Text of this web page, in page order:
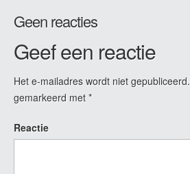
Geen reacties
Geef een reactie
Het e-mailadres wordt niet gepubliceerd.
gemarkeerd met *
Reactie